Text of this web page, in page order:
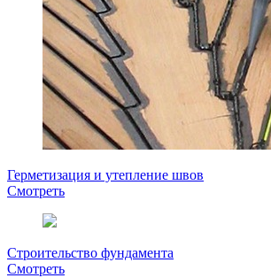
Герметизация и утепление швов
Смотреть
Строительство фундамента
Смотреть